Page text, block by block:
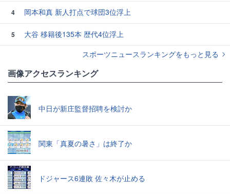
4 岡本和真 新人打点で球団3位浮上
5
大谷 移籍後135本 歴代4位浮上
スポーツニュースランキングをもっと見る
画像アクセスランキング
中日が新庄監督招聘を検討か
関東「真夏の暑さ」は終了か
ドジャース6連敗 佐々木が止める